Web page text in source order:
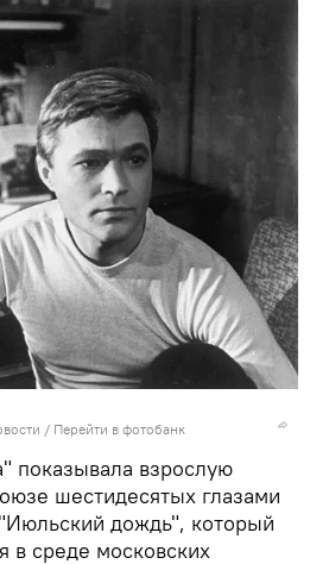
/ Перейти в фотобанк
показывала взрослую
шестидесятых глазами
дождь", который
в среде московских